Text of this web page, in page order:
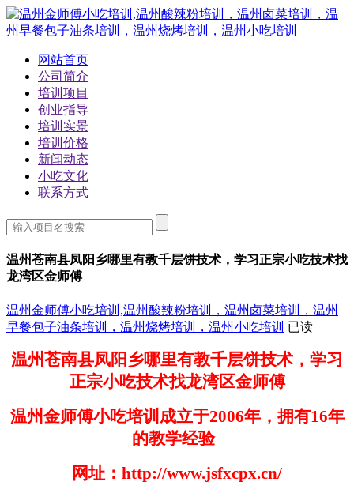
网站首页
公司简介
培训项目
创业指导
培训实景
培训价格
新闻动态
小吃文化
联系方式
温州苍南县凤阳乡哪里有教千层饼技术，学习正宗小吃技术找
龙湾区金师傅
温州金师傅小吃培训,温州酸辣粉培训，温州卤菜培训，温州
早餐包子油条培训，温州烧烤培训，温州小吃培训 已读
温州苍南县凤阳乡哪里有教千层饼技术，学习
正宗小吃技术找龙湾区金师傅
温州金师傅小吃培训成立于2006年，拥有16年
的教学经验
网址： http://www.jsfxcpx.cn/